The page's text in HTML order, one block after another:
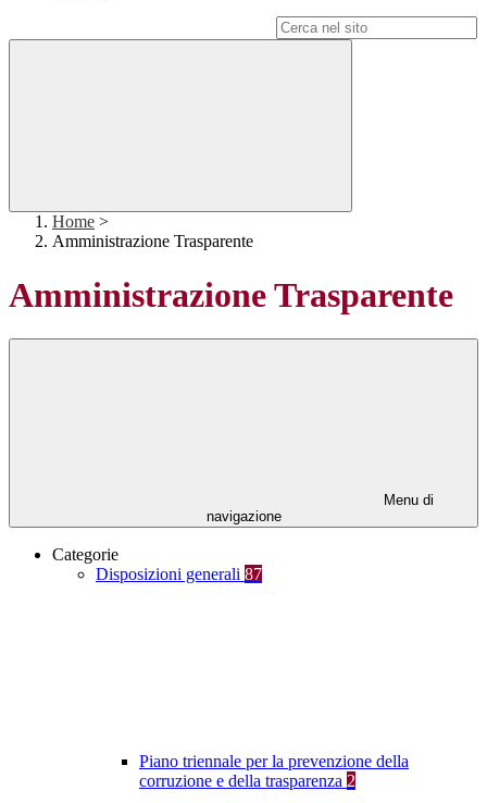
Home >
Amministrazione Trasparente
Amministrazione Trasparente
Menu di
navigazione
Categorie
Disposizioni generali 87
Piano triennale per la prevenzione della
corruzione e della trasparenza 2